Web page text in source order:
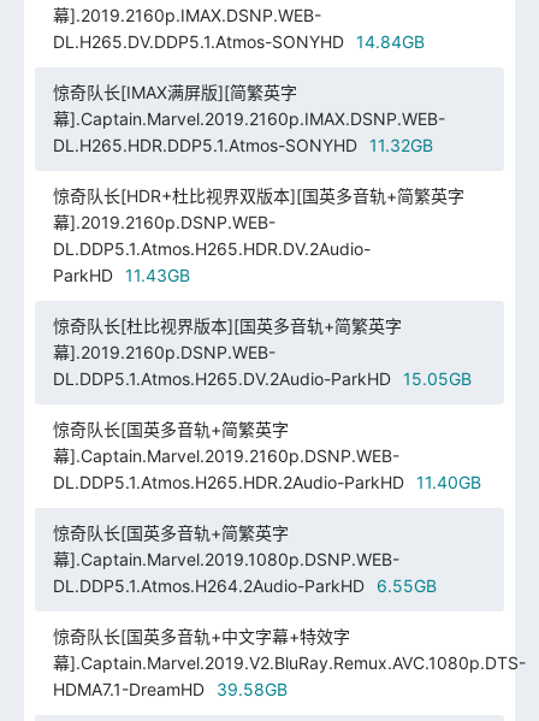
幕].2019.2160p.IMAX.DSNP.WEB-
DL.H265.DV.DDP5.1.Atmos-SONYHD
14.84GB
惊奇队长[IMAX满屏版][简繁英字
幕].Captain.Marvel.2019.2160p.IMAX.DSNP.WEB-
DL.H265.HDR.DDP5.1.Atmos-SONYHD
11.32GB
惊奇队长[HDR+杜比视界双版本][国英多音轨+简繁英字
幕].2019.2160p.DSNP.WEB-
DL.DDP5.1.Atmos.H265.HDR.DV.2Audio-
ParkHD
11.43GB
惊奇队长[杜比视界版本][国英多音轨+简繁英字
幕].2019.2160p.DSNP.WEB-
DL.DDP5.1.Atmos.H265.DV.2Audio-ParkHD
15.05GB
惊奇队长[国英多音轨+简繁英字
幕].Captain.Marvel.2019.2160p.DSNP.WEB-
DL.DDP5.1.Atmos.H265.HDR.2Audio-ParkHD
11.40GB
惊奇队长[国英多音轨+简繁英字
幕].Captain.Marvel.2019.1080p.DSNP.WEB-
DL.DDP5.1.Atmos.H264.2Audio-ParkHD
6.55GB
惊奇队长[国英多音轨+中文字幕+特效字
幕].Captain.Marvel.2019.V2.BluRay.Remux.AVC.1080p.DTS-
HDMA7.1-DreamHD
39.58GB